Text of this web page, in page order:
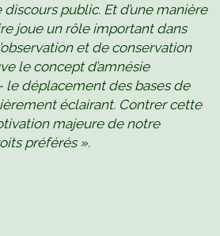
public. Et d’une manière
joue un rôle important dans
et de conservation
le concept d’amnésie
le déplacement des bases de
éclairant. Contrer cette
majeure de notre
préférés ».